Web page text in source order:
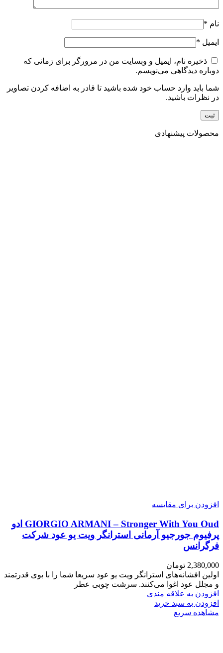
نام *
ایمیل *
ذخیره نام، ایمیل و وبسایت من در مرورگر برای زمانی که
دوباره دیدگاهی می‌نویسم.
شما باید وارد حساب خود شده باشید تا قادر به اضافه کردن تصاویر
در نظرات باشید.
محصولات پیشنهادی
افزودن برای مقایسه
GIORGIO ARMANI – Stronger With You Oud ادو
پرفیوم جورجیو آرمانی استرانگر ویت یو عود شرکت
فرگرانس
2,380,000 تومان
اولین افشانه‌های استرانگر ویت یو عود سریعا شما را با بوی قدرتمند
و مجلل عود اغوا می‌کنند. سرشت چوبی عطر
افزودن به علاقه مندی
افزودن به سبد خرید
مشاهده سریع